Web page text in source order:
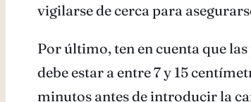
vigilarse de cerca para
Por último, ten en cuenta que
debe estar a entre 7 y 15
minutos antes de introducir la